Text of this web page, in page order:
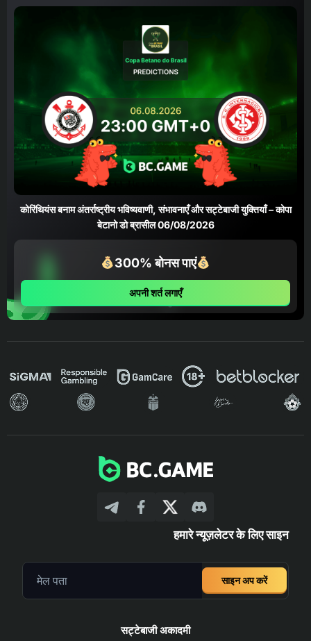
कोरिंथियंस बनाम अंतर्राष्ट्रीय भविष्यवाणी, संभावनाएँ और सट्टेबाजी युक्तियाँ – कोपा
बेटानो डो ब्रासील 06/08/2026
300% बोनस पाएं
अपनी शर्त लगाएँ
हमारे न्यूज़लेटर के लिए साइन
साइन अप करें
सट्टेबाजी अकादमी